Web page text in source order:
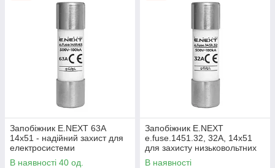
Запобіжник E.NEXT 63А
14х51 - надійний захист для
електросистеми
В наявності 40 од.
Запобіжник E.NEXT
e.fuse.1451.32, 32А, 14х51
для захисту низьковольтних
мереж
В наявності